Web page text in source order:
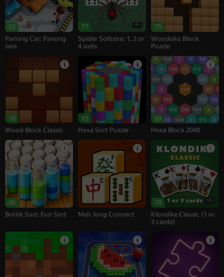
82
Parking Car: Parking
Jam
77 18+
Spider Solitaire: 1, 2 or
4 suits
75
Woodoku Block
Puzzle
78
Wood Block Classic
83
Hexa Sort Puzzle
80
Hexa Block 2048
86
Bottle Sort: Fun Sort
Mah Jong Connect
78 16+
Klondike Classic (1 or
3 cards)